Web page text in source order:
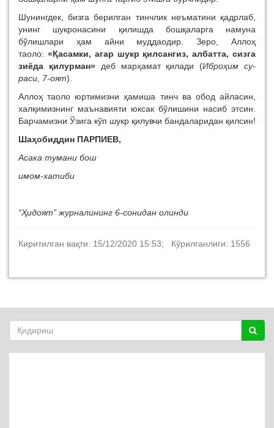
Шунингдек, бизга берилган тинчлик неъматини қадрлаб,
унинг шукронаси­ни қилишда бошқаларга намуна
бўлишлари ҳам айни муддаодир. Зеро, Аллоҳ
таоло: «Қасамки, агар шукр қилсангиз, албатта, сизга
зиёда қилурман»деб мар­ҳамат қилади (Иброҳим су­
раси, 7-оят).
Аллоҳ таоло юртимизни ҳамиша тинч ва обод айласин,
халқимизнинг маънавияти юксак бўлишини насиб этсин.
Барчамизни Ўзига кўп шукр қилувчи бандаларидан қилсин!
Шаҳобиддин ПАРПИЕВ,
Асака тумани бош
имом-хатиби
“Ҳидоят” журналининг 6-сонидан олинди
Киритилган вақти: 15/12/2020 15:53; Кўрилганлиги: 1556